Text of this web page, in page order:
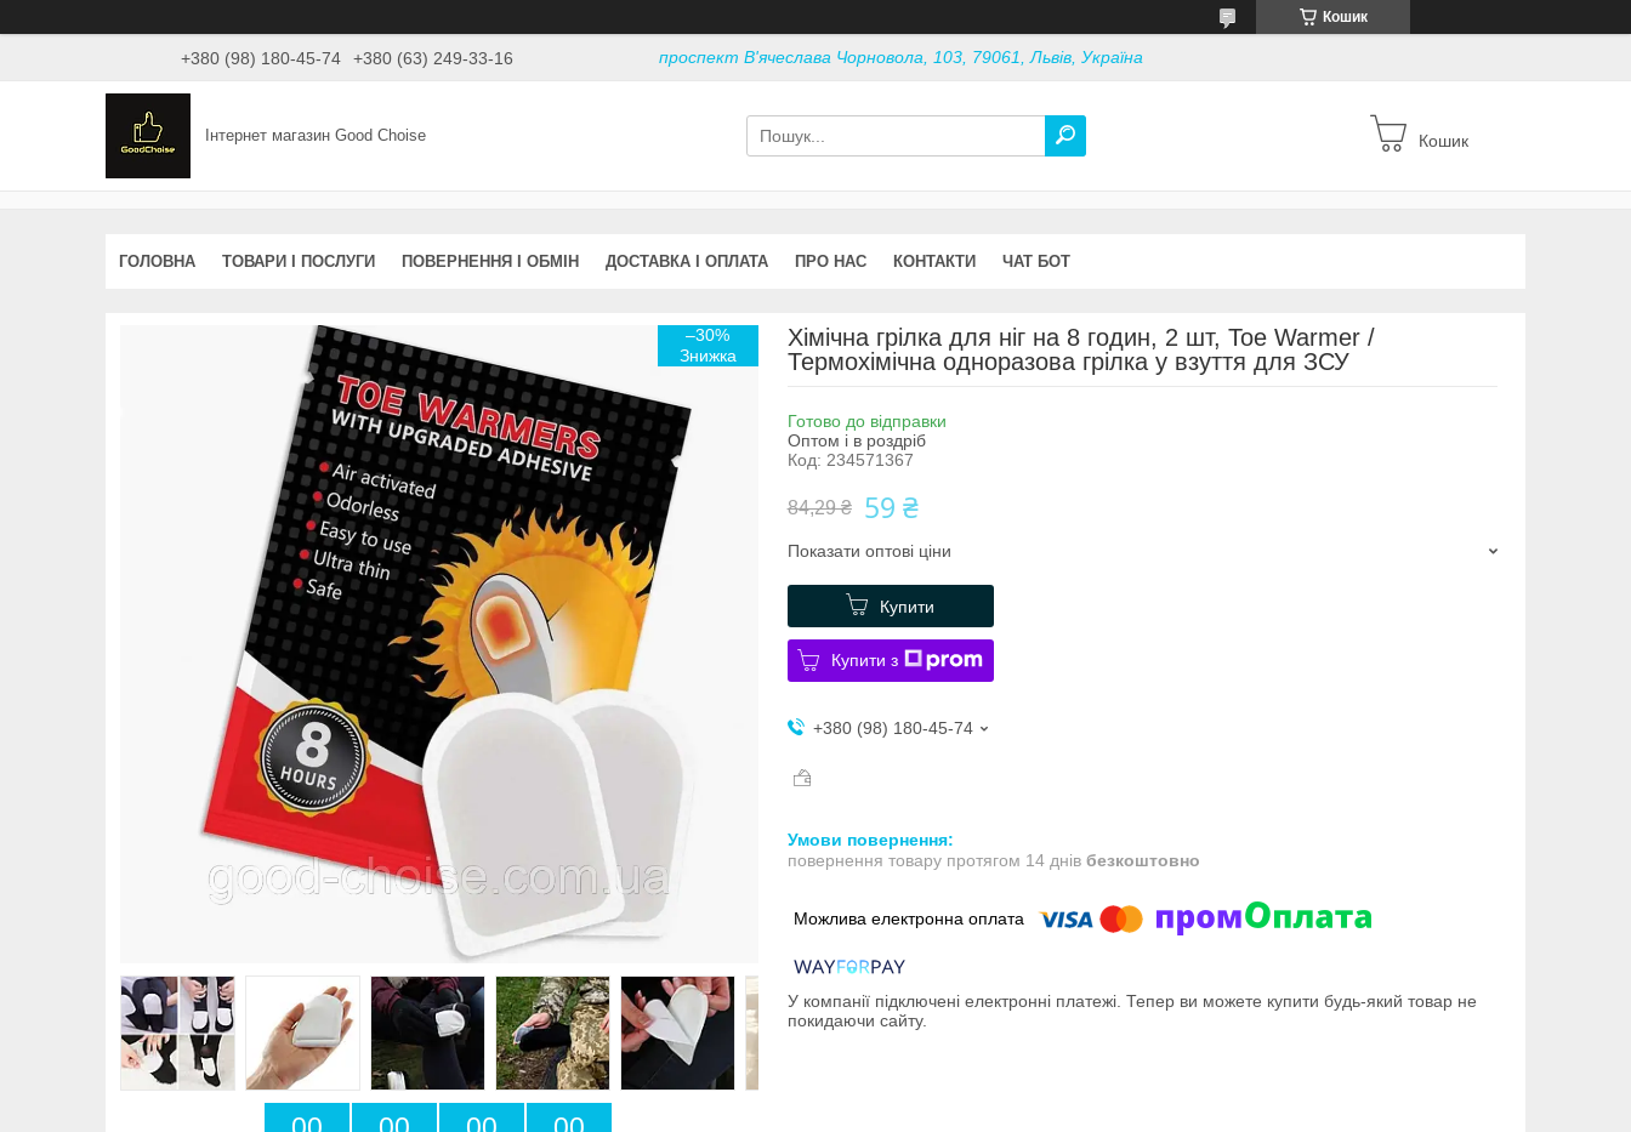
Кошик
+380 (98) 180-45-74 +380 (63) 249-33-16 проспект В'ячеслава Чорновола, 103, 79061, Львів, Україна
Інтернет магазин Good Choise Кошик
ГОЛОВНА ТОВАРИ І ПОСЛУГИ ПОВЕРНЕННЯ І ОБМІН ДОСТАВКА І ОПЛАТА ПРО НАС КОНТАКТИ ЧАТ БОТ
–30%
Хімічна грілка для ніг на 8 годин, 2 шт, Toe Warmer /
Термохімічна одноразова грілка у взуття для ЗСУ
Готово до відправки
Оптом і в роздріб
Код: 234571367
84,29 ₴ 59 ₴
Показати оптові ціни
Купити
Купити з
+380 (98) 180-45-74
повернення товару протягом 14 днів безкоштовно
У компанії підключені електронні платежі. Тепер ви можете купити будь-який товар не
покидаючи сайту.